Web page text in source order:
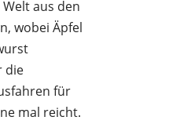
aus den
wobei Äpfel
die
für
mal reicht.